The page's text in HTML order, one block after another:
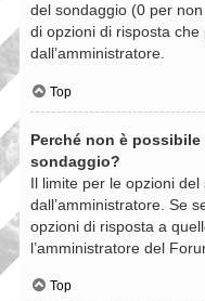
del sondaggio (0 per
di opzioni di risposta
dall’amministratore.
Top
Perché non è
sondaggio?
Il limite per le opzioni
dall’amministratore. Se
opzioni di risposta a
l’amministratore del
Top